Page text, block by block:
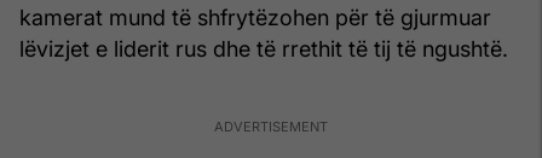
kamerat mund të shfrytëzohen për të gjurmuar
lëvizjet e liderit rus dhe të rrethit të tij të ngushtë.